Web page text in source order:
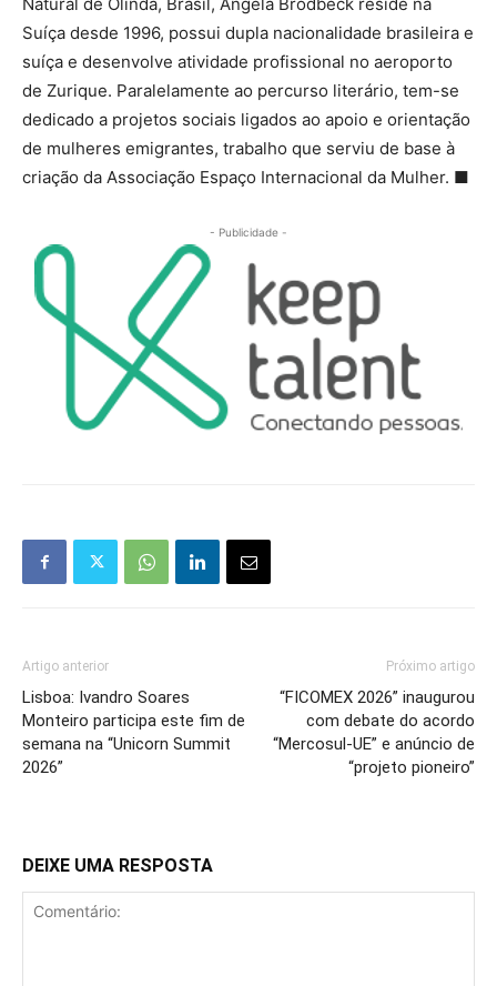
Natural de Olinda, Brasil, Angela Brodbeck reside na
Suíça desde 1996, possui dupla nacionalidade brasileira e
suíça e desenvolve atividade profissional no aeroporto
de Zurique. Paralelamente ao percurso literário, tem-se
dedicado a projetos sociais ligados ao apoio e orientação
de mulheres emigrantes, trabalho que serviu de base à
criação da Associação Espaço Internacional da Mulher. ■
- Publicidade -
Artigo anterior
Lisboa: Ivandro Soares
Monteiro participa este fim de
semana na “Unicorn Summit
2026”
Próximo artigo
“FICOMEX 2026” inaugurou
com debate do acordo
“Mercosul-UE” e anúncio de
“projeto pioneiro”
DEIXE UMA RESPOSTA